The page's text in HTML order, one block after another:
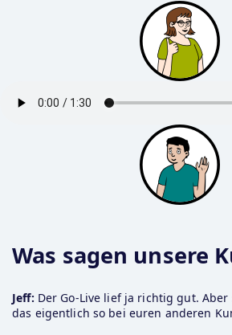
Was sagen unsere
Jeff: Der Go-Live lief ja richtig gut.
das eigentlich so bei euren anderen